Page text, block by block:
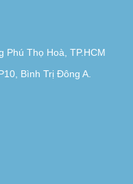
Phú Thọ Hoà, TP.HCM
Bình Trị Đông A.